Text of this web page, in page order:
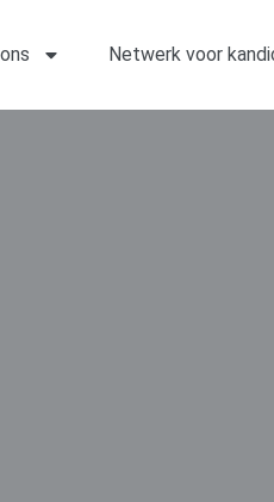
Netwerk voor